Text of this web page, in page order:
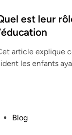
est leur
article explique
les enfants
Blog